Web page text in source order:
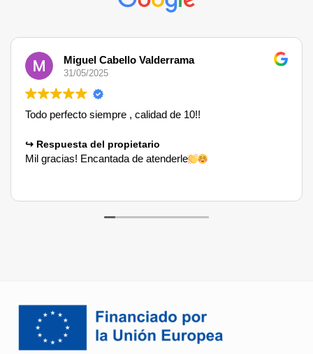
Miguel Cabello Valderrama
31/05/2025
Todo perfecto siempre , calidad de 10!!
Respuesta del propietario
Mil gracias! Encantada de atenderle